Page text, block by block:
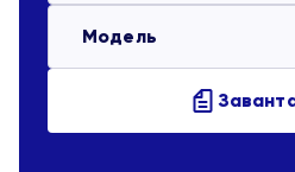
Модель